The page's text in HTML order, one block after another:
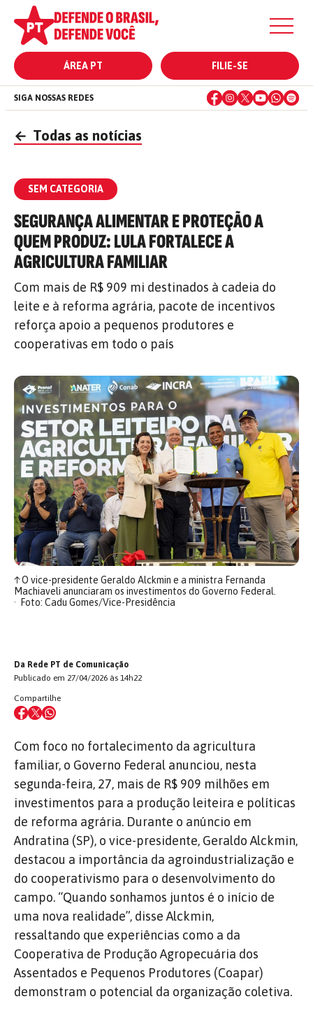
ÁREA PT FILIE-SE
SIGA NOSSAS REDES
← Todas as notícias
SEM CATEGORIA
SEGURANÇA ALIMENTAR E PROTEÇÃO A
QUEM PRODUZ: LULA FORTALECE A
AGRICULTURA FAMILIAR
Com mais de R$ 909 mi destinados à cadeia do
leite e à reforma agrária, pacote de incentivos
reforça apoio a pequenos produtores e
cooperativas em todo o país
↑O vice-presidente Geraldo Alckmin e a ministra Fernanda
Machiaveli anunciaram os investimentos do Governo Federal.
Foto: Cadu Gomes/Vice-Presidência
Da Rede PT de Comunicação
Publicado em 27/04/2026 às 14h22
Compartilhe
Com foco no fortalecimento da agricultura
familiar, o Governo Federal anunciou, nesta
segunda-feira, 27, mais de R$ 909 milhões em
investimentos para a produção leiteira e políticas
de reforma agrária. Durante o anúncio em
Andratina (SP), o vice-presidente, Geraldo Alckmin,
destacou a importância da agroindustrialização e
do cooperativismo para o desenvolvimento do
campo. “Quando sonhamos juntos é o início de
uma nova realidade”, disse Alckmin,
ressaltando que experiências como a da
Cooperativa de Produção Agropecuária dos
Assentados e Pequenos Produtores (Coapar)
demonstram o potencial da organização coletiva.